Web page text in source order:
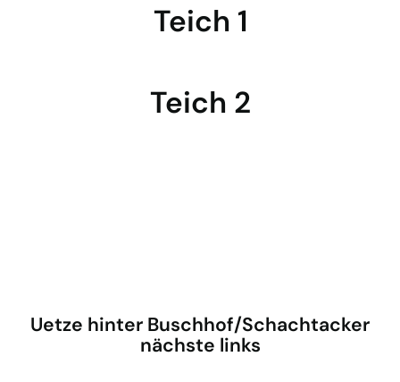
Teich 1
Teich 2
Uetze hinter Buschhof/Schachtacker
nächste links